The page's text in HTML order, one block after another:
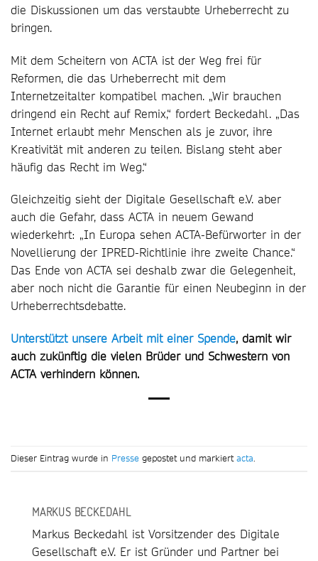
die Diskussionen um das verstaubte Urheberrecht zu
bringen.
Mit dem Scheitern von ACTA ist der Weg frei für
Reformen, die das Urheberrecht mit dem
Internetzeitalter kompatibel machen. „Wir brauchen
dringend ein Recht auf Remix,“ fordert Beckedahl. „Das
Internet erlaubt mehr Menschen als je zuvor, ihre
Kreativität mit anderen zu teilen. Bislang steht aber
häufig das Recht im Weg.“
Gleichzeitig sieht der Digitale Gesellschaft e.V. aber
auch die Gefahr, dass ACTA in neuem Gewand
wiederkehrt: „In Europa sehen ACTA-Befürworter in der
Novellierung der IPRED-Richtlinie ihre zweite Chance.“
Das Ende von ACTA sei deshalb zwar die Gelegenheit,
aber noch nicht die Garantie für einen Neubeginn in der
Urheberrechtsdebatte.
Unterstützt unsere Arbeit mit einer Spende, damit wir
auch zukünftig die vielen Brüder und Schwestern von
ACTA verhindern können.
Dieser Eintrag wurde in Presse gepostet und markiertacta.
MARKUS BECKEDAHL
Markus Beckedahl ist Vorsitzender des Digitale
Gesellschaft e.V. Er ist Gründer und Partner bei